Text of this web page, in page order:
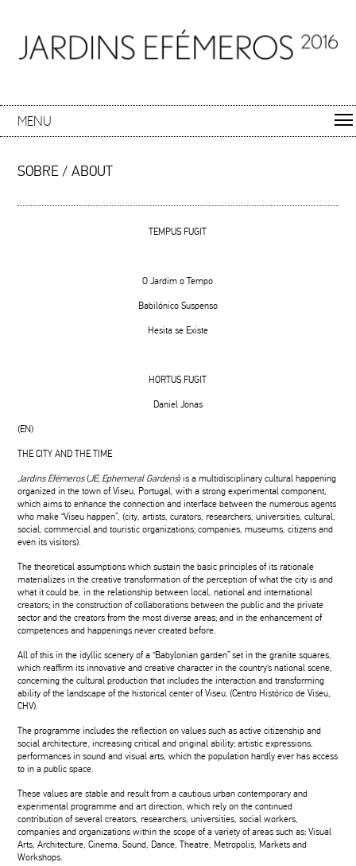
MENU
SOBRE / ABOUT
TEMPUS FUGIT
O Jardim o Tempo
Babilónico Suspenso
Hesita se Existe
HORTUS FUGIT
Daniel Jonas
(EN)
THE CITY AND THE TIME
Jardins Efémeros(JE; Ephemeral Gardens) is a multidisciplinary cultural happening
organized in the town of Viseu, Portugal, with a strong experimental component,
which aims to enhance the connection and interface between the numerous agents
who make “Viseu happen”, (city, artists, curators, researchers, universities, cultural,
social, commercial and touristic organizations; companies, museums, citizens and
even its visitors).
The theoretical assumptions which sustain the basic principles of its rationale
materializes in the creative transformation of the perception of what the city is and
what it could be, in the relationship between local, national and international
creators; in the construction of collaborations between the public and the private
sector and the creators from the most diverse areas; and in the enhancement of
competences and happenings never created before.
All of this in the idyllic scenery of a “Babylonian garden” set in the granite squares,
which reaffirm its innovative and creative character in the country’s national scene,
concerning the cultural production that includes the interaction and transforming
ability of the landscape of the historical center of Viseu. (Centro Histórico de Viseu,
CHV).
The programme includes the reflection on values such as active citizenship and
social architecture, increasing critical and original ability; artistic expressions,
performances in sound and visual arts, which the population hardly ever has access
to in a public space.
These values are stable and result from a cautious urban contemporary and
experimental programme and art direction, which rely on the continued
contribution of several creators, researchers, universities, social workers,
companies and organizations within the scope of a variety of areas such as: Visual
Arts, Architecture, Cinema, Sound, Dance, Theatre, Metropolis, Markets and
Workshops.